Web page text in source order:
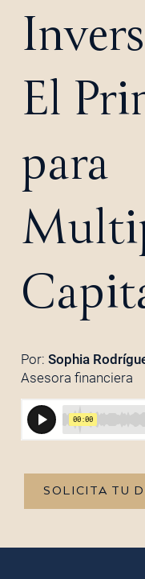
El
para
Por: Sophia
Asesora financiera
SOLICITA TU